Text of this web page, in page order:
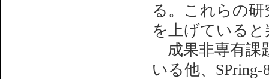
る。これらの
を上げている
成果非専有課
いる他、